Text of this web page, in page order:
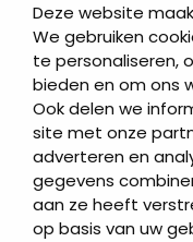
Deze website
We gebruiken
te personaliseren,
bieden en om ons
Ook delen we
site met onze
adverteren en
gegevens
aan ze heeft
op basis van uw
Letterplaten
Grafzerken kopen
Direct naar
Grafstenen
As artikelen